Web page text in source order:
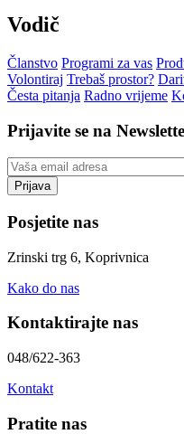
Vodič
Članstvo Programi za vas
Volontiraj Trebaš prostor?
Česta pitanja Radno vrijeme
Prijavite se na
Posjetite nas
Zrinski trg 6, Koprivnica
Kako do nas
Kontaktirajte nas
048/622-363
Kontakt
Pratite nas